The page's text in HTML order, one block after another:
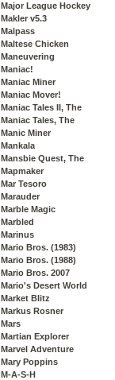
Major League Hockey
Makler v5.3
Malpass
Maltese Chicken
Maneuvering
Maniac!
Maniac Miner
Maniac Mover!
Maniac Tales II, The
Maniac Tales, The
Manic Miner
Mankala
Mansbie Quest, The
Mapmaker
Mar Tesoro
Marauder
Marble Magic
Marbled
Marinus
Mario Bros. (1983)
Mario Bros. (1988)
Mario Bros. 2007
Mario's Desert World
Market Blitz
Markus Rosner
Mars
Martian Explorer
Marvel Adventure
Mary Poppins
M-A-S-H